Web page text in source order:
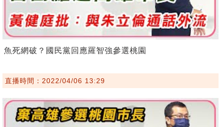
魚死網破？國民黨回應羅智強參選桃園
直播時間：2022/04/06 13:29